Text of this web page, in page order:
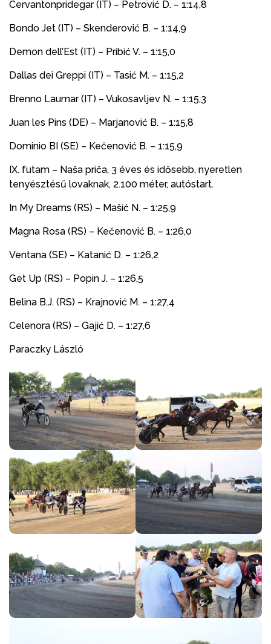
Cervantonpridegar (IT) – Petrović D. – 1:14,8
Bondo Jet (IT) – Skenderović B. – 1:14,9
Demon dell’Est (IT) – Pribić V. – 1:15,0
Dallas dei Greppi (IT) – Tasić M. – 1:15,2
Brenno Laumar (IT) – Vukosavljev N. – 1:15,3
Juan les Pins (DE) – Marjanović B. – 1:15,8
Dominio BI (SE) – Kečenović B. – 1:15,9
IX. futam – Naša priča, 3 éves és idősebb, nyeretlen
tenyésztésű lovaknak, 2.100 méter, autóstart.
In My Dreams (RS) – Mašić N. – 1:25,9
Magna Rosa (RS) – Kečenović B. – 1:26,0
Ventana (SE) – Katanić D. – 1:26,2
Get Up (RS) – Popin J. – 1:26,5
Belina B.J. (RS) – Krajnović M. – 1:27,4
Celenora (RS) – Gajić D. – 1:27,6
Paraczky László